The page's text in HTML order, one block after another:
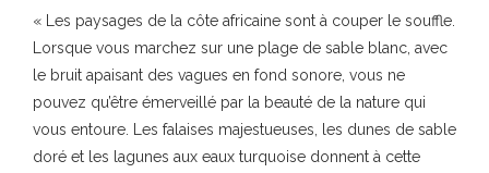
« Les paysages de la côte africaine sont à couper le souffle.
Lorsque vous marchez sur une plage de sable blanc, avec
le bruit apaisant des vagues en fond sonore, vous ne
pouvez qu’être émerveillé par la beauté de la nature qui
vous entoure. Les falaises majestueuses, les dunes de sable
doré et les lagunes aux eaux turquoise donnent à cette